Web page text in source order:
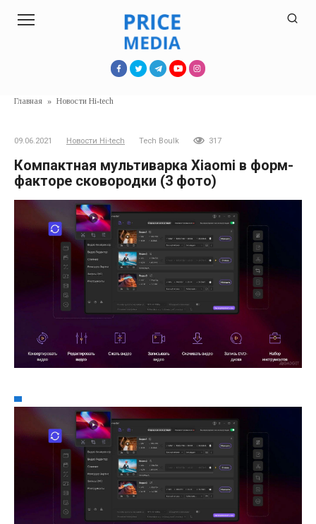
Главная » Новости Hi-tech
09.06.2021 Новости Hi-tech Tech Boulk 317
Компактная мультиварка Xiaomi в форм-
факторе сковородки (3 фото)